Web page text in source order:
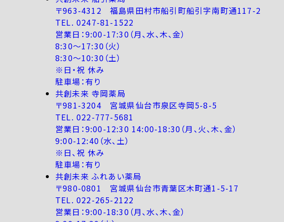
〒963-4312 福島県田村市船引町船引字南町通117-2
TEL. 0247-81-1522
営業日：9:00-17:30（月、水、木、金）
8:30～17:30（火）
8:30～10:30（土）
※日・祝 休み
駐車場：有り
共創未来 寺岡薬局
〒981-3204 宮城県仙台市泉区寺岡5-8-5
TEL. 022-777-5681
営業日：9:00-12:30 14:00-18:30（月、火、木、金）
9:00-12:40（水、土）
※日、祝 休み
駐車場：有り
共創未来 ふれあい薬局
〒980-0801 宮城県仙台市青葉区木町通1-5-17
TEL. 022-265-2122
営業日：9:00-18:30（月、水、木、金）